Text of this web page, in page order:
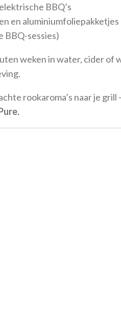
BBQ’s
en aluminiumfoliepakketjes
BBQ-sessies)
weken in water, cider of
rookaroma’s naar je grill